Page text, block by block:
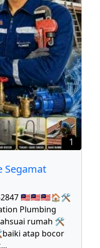
1
Segamat
🇲🇾🇲🇾🇲🇾🏠🛠
Plumbing
rumah 🛠
atap bocor
...